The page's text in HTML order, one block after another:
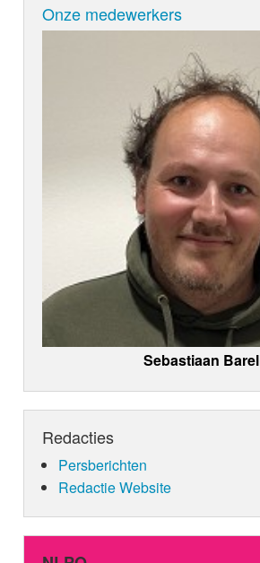
Onze medewerkers
Sebastiaan Barel
Redacties
Persberichten
Redactie Website